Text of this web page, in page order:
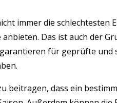
immer die
Das ist auch der
für geprüfte und
beitragen, dass ein